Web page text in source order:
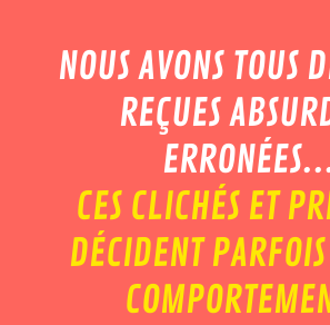
NOUS AVONS TOUS
REÇUES
CES CLICHÉS ET
DÉCIDENT